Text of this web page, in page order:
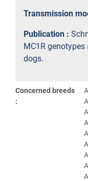
Transmission
Publication :
MC1R
dogs.
Concerned breeds
: